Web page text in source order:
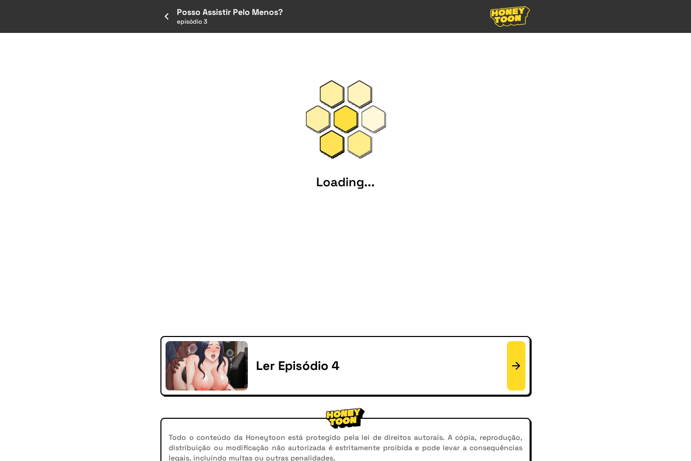
Posso Assistir Pelo Menos?
episódio 3
Loading...
Ler Episódio 4
Todo o conteúdo da Honeytoon está protegido pela lei de direitos autorais. A cópia, reprodução,
distribuição ou modificação não autorizada é estritamente proibida e pode levar a consequências
legais, incluindo multas ou outras penalidades.